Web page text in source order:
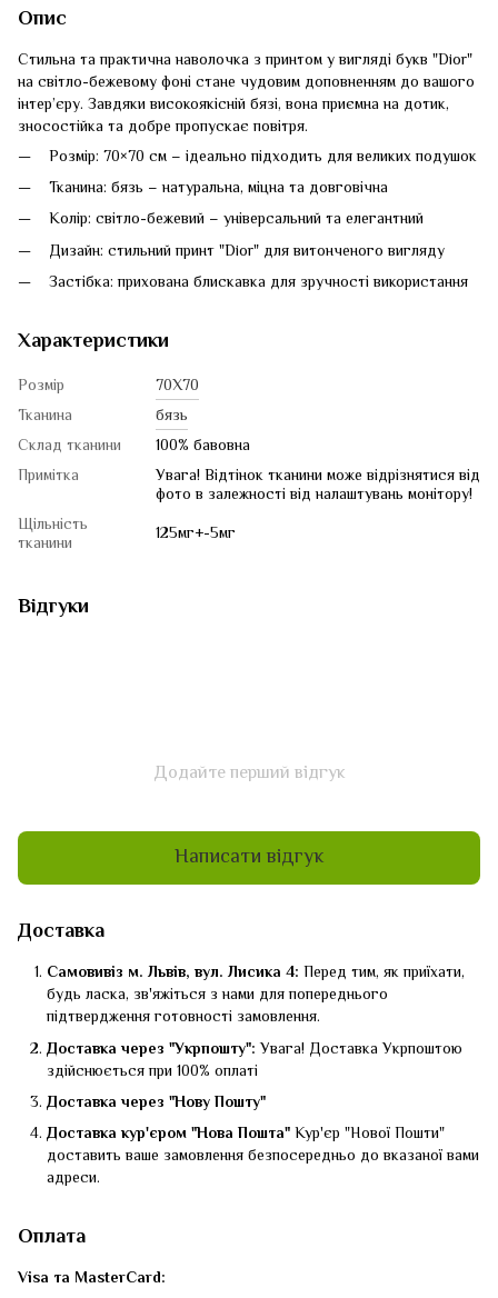
Опис
Стильна та практична наволочка з принтом у вигляді букв "Dior"
на світло-бежевому фоні стане чудовим доповненням до вашого
інтер’єру. Завдяки високоякісній бязі, вона приємна на дотик,
зносостійка та добре пропускає повітря.
Розмір: 70×70 см – ідеально підходить для великих подушок
Тканина: бязь – натуральна, міцна та довговічна
Колір: світло-бежевий – універсальний та елегантний
Дизайн: стильний принт "Dior" для витонченого вигляду
Застібка: прихована блискавка для зручності використання
Характеристики
Розмір
70Х70
Тканина
бязь
Склад тканини
100% бавовна
Примітка
Увага! Відтінок тканини може відрізнятися від
фото в залежності від налаштувань монітору!
Щільність
тканини 125мг+-5мг
Відгуки
Додайте перший відгук
Написати відгук
Доставка
Самовивіз м. Львів, вул. Лисика 4: Перед тим, як приїхати,
будь ласка, зв'яжіться з нами для попереднього
підтвердження готовності замовлення.
Доставка через "Укрпошту":Увага! Доставка Укрпоштою
здійснюється при 100% оплаті
Доставка через "Нову Пошту"
Доставка кур'єром "Нова Пошта"Кур'єр "Нової Пошти"
доставить ваше замовлення безпосередньо до вказаної вами
адреси.
Оплата
Visa та MasterCard: